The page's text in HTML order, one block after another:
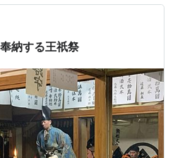
参戦の意思を固めたら、期限（1
ませます。 封書に同封された
納する王祇祭